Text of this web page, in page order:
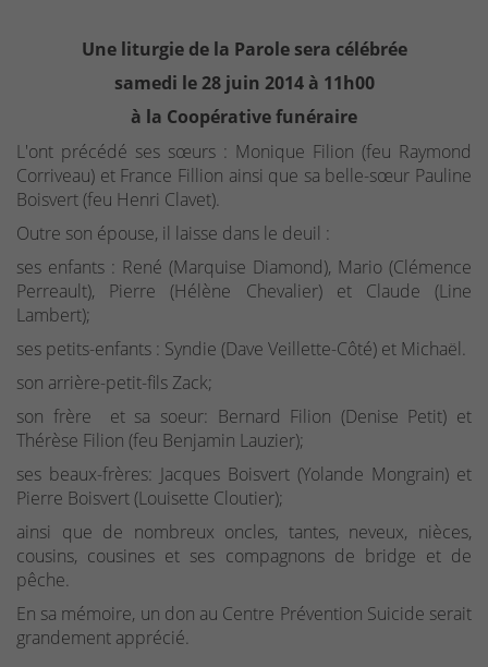
Une liturgie de la Parole sera célébrée
samedi le 28 juin 2014 à 11h00
à la Coopérative funéraire
L'ont précédé ses sœurs : Monique Filion (feu Raymond
Corriveau) et France Fillion ainsi que sa belle-sœur Pauline
Boisvert (feu Henri Clavet).
Outre son épouse, il laisse dans le deuil :
ses enfants : René (Marquise Diamond), Mario (Clémence
Perreault), Pierre (Hélène Chevalier) et Claude (Line
Lambert);
ses petits-enfants : Syndie (Dave Veillette-Côté) et Michaël.
son arrière-petit-fils Zack;
son frère et sa soeur: Bernard Filion (Denise Petit) et
Thérèse Filion (feu Benjamin Lauzier);
ses beaux-frères: Jacques Boisvert (Yolande Mongrain) et
Pierre Boisvert (Louisette Cloutier);
ainsi que de nombreux oncles, tantes, neveux, nièces,
cousins, cousines et ses compagnons de bridge et de
pêche.
En sa mémoire, un don au Centre Prévention Suicide serait
grandement apprécié.